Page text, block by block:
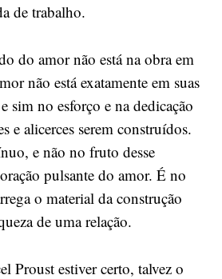
de trabalho.
do amor não está na obra em
não está exatamente em suas
sim no esforço e na dedicação
e alicerces serem construídos.
e não no fruto desse
pulsante do amor. É no
o material da construção
de uma relação.
Proust estiver certo, talvez o